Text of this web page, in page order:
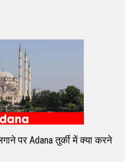
पर Adana तुर्की में क्या करने